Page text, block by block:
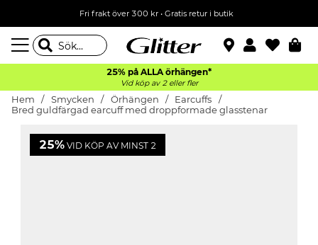
Fri frakt över 300 kr• Gratis retur i butik
25% på ALLA örhängen*
Vid köp av 2 eller fler
Hem Smycken Örhängen
Earcuffs
Bred guldfärgad earcuff med droppformade glasstenar
25% VID KÖP AV MINST 2